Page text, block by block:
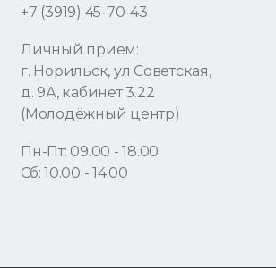
+7 (3919) 45-70-43
Личный прием:
г. Норильск, ул Советская,
д. 9А, кабинет 3.22
(Молодёжный центр)
Пн-Пт: 09.00 - 18.00
Сб: 10.00 - 14.00